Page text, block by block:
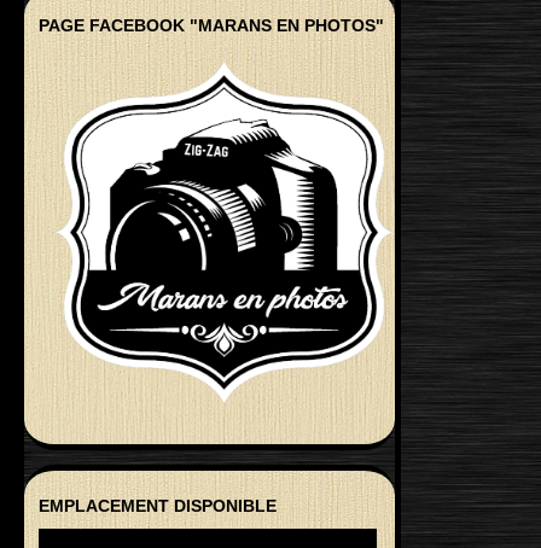
PAGE FACEBOOK "MARANS EN PHOTOS"
EMPLACEMENT DISPONIBLE